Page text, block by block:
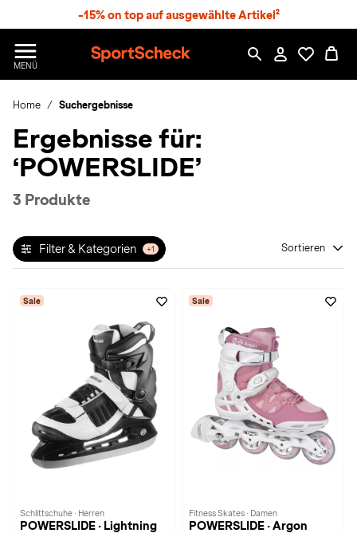
-15% on top auf ausgewählte Artikel²
MENÜ
p
r
S
h
c
Home Suchergebnisse
Ergebnisse für:
‘POWERSLIDE’
3 Produkte
Filter & Kategorien +1 Sortieren
Sale
Schlittschuhe · Herren
POWERSLIDE · Lightning
Sale
Fitness Skates · Damen
POWERSLIDE · Argon